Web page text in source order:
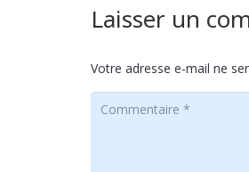
Laisser un
Votre adresse e-mail ne